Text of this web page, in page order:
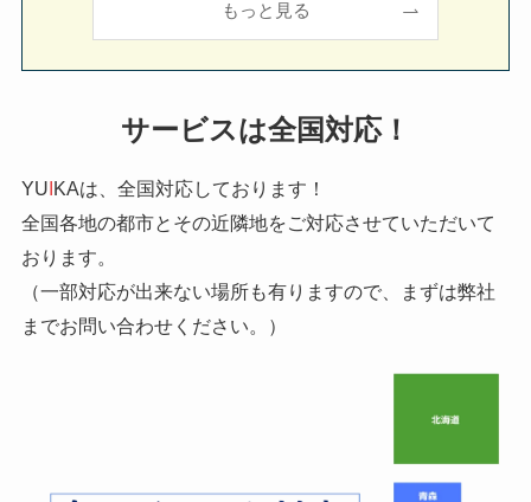
もっと見る
サービスは全国対応！
YUIKAは、全国対応しております！
全国各地の都市とその近隣地をご対応させていただいて
おります。
（一部対応が出来ない場所も有りますので、まずは弊社
までお問い合わせください。）